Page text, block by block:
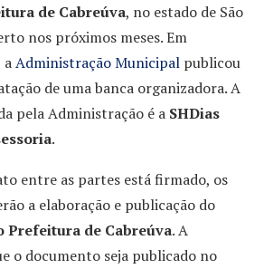
de Cabreúva, no estado de São
nos próximos meses. Em
aAdministração Municipal publicou
de uma banca organizadora. A
pela Administração é a SHDias
.
entre as partes está firmado, os
a elaboração e publicação do
Prefeitura de Cabreúva. A
o documento seja publicado no